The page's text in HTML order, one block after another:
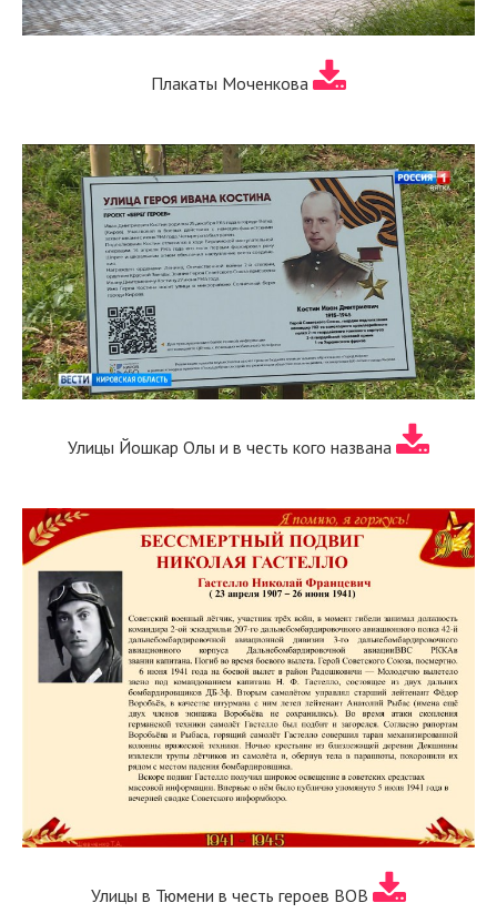
Плакаты Моченкова
Улицы Йошкар Олы и в честь кого названа
Улицы в Тюмени в честь героев ВОВ